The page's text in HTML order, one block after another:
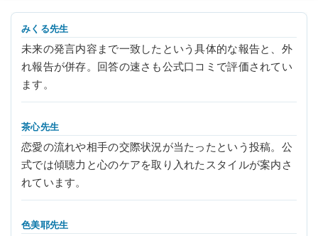
みくる先生
未来の発言内容まで一致したという具体的な報告と、外
れ報告が併存。回答の速さも公式口コミで評価されてい
ます。
茶心先生
恋愛の流れや相手の交際状況が当たったという投稿。公
式では傾聴力と心のケアを取り入れたスタイルが案内さ
れています。
色美耶先生